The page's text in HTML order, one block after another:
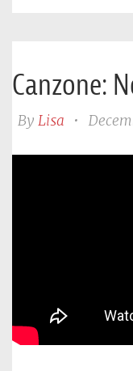
Canzone:
By Lisa •